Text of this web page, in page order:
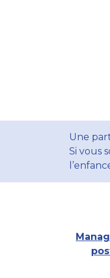
Une
Si vous